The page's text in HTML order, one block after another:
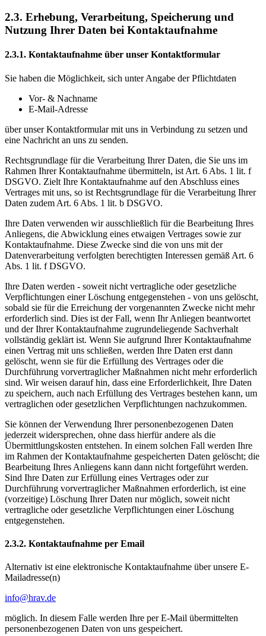
2.3. Erhebung, Verarbeitung, Speicherung und
Nutzung Ihrer Daten bei Kontaktaufnahme
2.3.1. Kontaktaufnahme über unser Kontaktformular
Sie haben die Möglichkeit, sich unter Angabe der Pflichtdaten
Vor- & Nachname
E-Mail-Adresse
über unser Kontaktformular mit uns in Verbindung zu setzen und
eine Nachricht an uns zu senden.
Rechtsgrundlage für die Verarbeitung Ihrer Daten, die Sie uns im
Rahmen Ihrer Kontaktaufnahme übermitteln, ist Art. 6 Abs. 1 lit. f
DSGVO. Zielt Ihre Kontaktaufnahme auf den Abschluss eines
Vertrages mit uns, so ist Rechtsgrundlage für die Verarbeitung Ihrer
Daten zudem Art. 6 Abs. 1 lit. b DSGVO.
Ihre Daten verwenden wir ausschließlich für die Bearbeitung Ihres
Anliegens, die Abwicklung eines etwaigen Vertrages sowie zur
Kontaktaufnahme. Diese Zwecke sind die von uns mit der
Datenverarbeitung verfolgten berechtigten Interessen gemäß Art. 6
Abs. 1 lit. f DSGVO.
Ihre Daten werden - soweit nicht vertragliche oder gesetzliche
Verpflichtungen einer Löschung entgegenstehen - von uns gelöscht,
sobald sie für die Erreichung der vorgenannten Zwecke nicht mehr
erforderlich sind. Dies ist der Fall, wenn Ihr Anliegen beantwortet
und der Ihrer Kontaktaufnahme zugrundeliegende Sachverhalt
vollständig geklärt ist. Wenn Sie aufgrund Ihrer Kontaktaufnahme
einen Vertrag mit uns schließen, werden Ihre Daten erst dann
gelöscht, wenn sie für die Erfüllung des Vertrages oder die
Durchführung vorvertraglicher Maßnahmen nicht mehr erforderlich
sind. Wir weisen darauf hin, dass eine Erforderlichkeit, Ihre Daten
zu speichern, auch nach Erfüllung des Vertrages bestehen kann, um
vertraglichen oder gesetzlichen Verpflichtungen nachzukommen.
Sie können der Verwendung Ihrer personenbezogenen Daten
jederzeit widersprechen, ohne dass hierfür andere als die
Übermittlungskosten entstehen. In einem solchen Fall werden Ihre
im Rahmen der Kontaktaufnahme gespeicherten Daten gelöscht; die
Bearbeitung Ihres Anliegens kann dann nicht fortgeführt werden.
Sind Ihre Daten zur Erfüllung eines Vertrages oder zur
Durchführung vorvertraglicher Maßnahmen erforderlich, ist eine
(vorzeitige) Löschung Ihrer Daten nur möglich, soweit nicht
vertragliche oder gesetzliche Verpflichtungen einer Löschung
entgegenstehen.
2.3.2. Kontaktaufnahme per Email
Alternativ ist eine elektronische Kontaktaufnahme über unsere E-
Mailadresse(n)
info@hrav.de
möglich. In diesem Falle werden Ihre per E-Mail übermittelten
personenbezogenen Daten von uns gespeichert.